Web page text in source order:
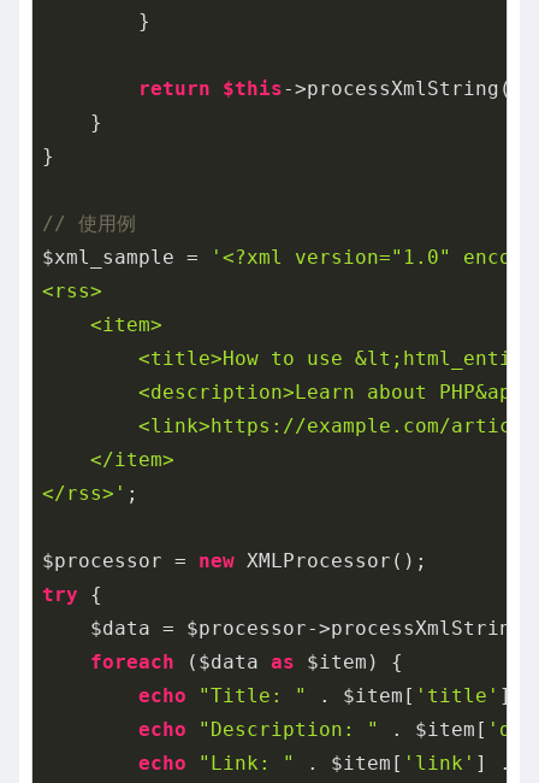
        }
return $this-
    }
}
// 使用例
$xml_sample =
'<?xml version="1.0"
<rss>
    <item>
<title>How to use
<description>Learn about
<link>https://example.com/
    </item>
</rss>' ;
$processor = new
try {
$data = $processor-
foreach ($data as $item) {
echo
"Title: " . $item[ 'title' ]
echo
"Description: " . $item[
echo
"Link: " . $item[ 'link' ] .